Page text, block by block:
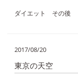
ダイエット その後
2017/08/20
東京の天空